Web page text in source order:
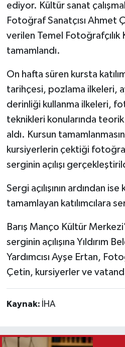
ediyor. Kültür sanat
Fotoğraf Sanatçısı Ahmet
verilen Temel Fotoğrafçılık
tamamlandı.
On hafta süren kursta
tarihçesi, pozlama ilkeleri,
derinliği kullanma ilkeleri,
teknikleri konularında
aldı. Kursun
kursiyerlerin çektiği
serginin açılışı
Sergi açılışının ardından
tamamlayan katılımcılara
Barış Manço Kültür
serginin açılışına Yıldırım
Yardımcısı Ayşe Ertan,
Çetin, kursiyerler ve
Kaynak: İHA
Siyaset
Spor
Vefat Haberleri
Yaşam